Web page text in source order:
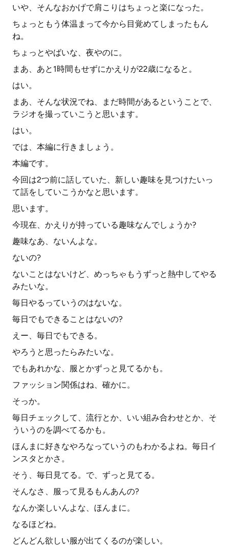
いや、そんなおかげで肩こりはちょっと楽になった。
ちょっともう体温まって今から目覚めてしまったもん
ね。
ちょっとやばいな、夜やのに。
まあ、あと1時間もせずにかえりが22歳になると。
はい。
まあ、そんな状況でね、まだ時間があるということで、
ラジオを撮っていこうと思います。
はい。
では、本編に行きましょう。
本編です。
今回は2つ前に話していた、新しい趣味を見つけたいっ
て話をしていこうかなと思います。
思います。
今現在、かえりが持っている趣味なんでしょうか?
趣味なあ、ないんよな。
ないの?
ないことはないけど、めっちゃもうずっと熱中してやる
みたいな。
毎日やるっていうのはないな。
毎日でもできることはないの?
えー、毎日でもできる。
やろうと思ったらみたいな。
でもあれかな、服とかずっと見てるかも。
ファッション関係はね、確かに。
そっか。
毎日チェックして、流行とか、いい組み合わせとか、そ
ういうのを調べてるかも。
ほんまに好きなやろなっていうのもわかるよね。毎日イ
ンスタとかさ。
そう、毎日見てる。で、ずっと見てる。
そんなさ、服って見るもんあんの?
なんか楽しいんよな、ほんまに。
なるほどね。
どんどん欲しい服が出てくるのが楽しい。